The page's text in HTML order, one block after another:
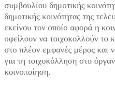
συμβουλίου δημοτικής
δημοτικής κοινότητας της
εκείνου τον οποίο αφορά η
οφείλουν να τοιχοκολλούν το
στο πλέον εμφανές μέρος και
για τη τοιχοκόλληση στο
κοινοποίηση.